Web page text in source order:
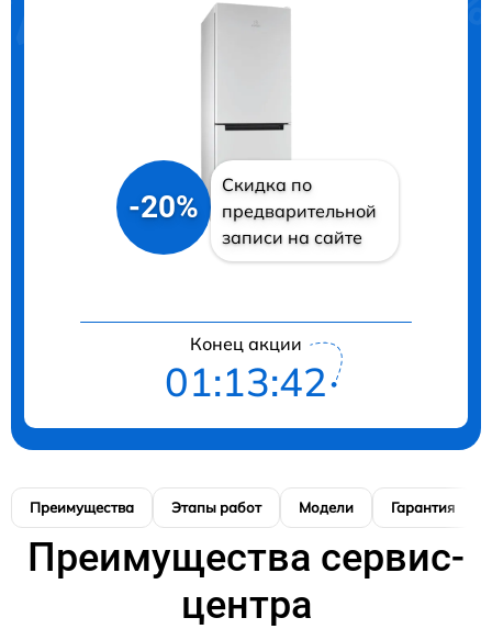
-20%
Скидка по
предварительной
записи на сайте
Конец акции
01:13:41
Преимущества Этапы работ Модели Гарантия
Преимущества сервис-
центра